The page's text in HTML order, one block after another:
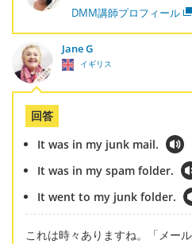
DMM講師プロフィール
Jane G
イギリス
回答
It was in my junk mail.
It was in my spam folder.
It went to my junk folder.
これは時々ありますね。「メー